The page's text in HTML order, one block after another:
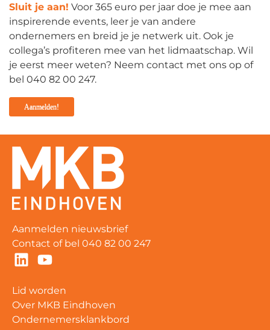
Sluit je aan! Voor 365 euro per jaar doe je mee aan
inspirerende events, leer je van andere
ondernemers en breid je je netwerk uit. Ook je
collega’s profiteren mee van het lidmaatschap. Wil
je eerst meer weten? Neem contact met ons op of
bel 040 82 00 247.
Aanmelden!
Lid worden
Over MKB Eindhoven
Ondernemersklankbord
Aanmelden nieuwsbrief
Contact of bel 040 82 00 247